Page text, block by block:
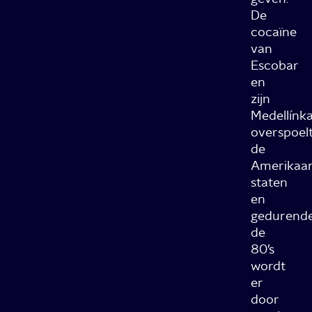
De
cocaïne
van
Escobar
en
zijn
overspoelt
de
staten
en
de
80’s
wordt
er
door